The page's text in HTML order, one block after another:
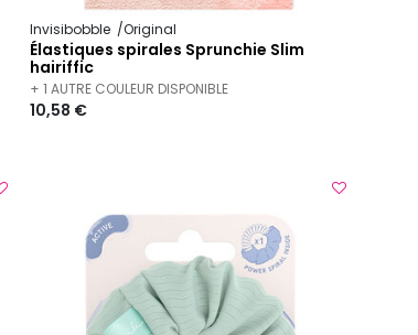
Invisibobble Original
Élastiques spirales Sprunchie Slim
hairiffic
+ 1 AUTRE COULEUR DISPONIBLE
10,58 €